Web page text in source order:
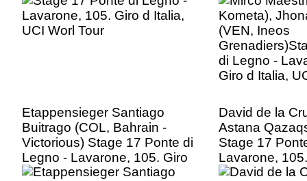
Giro d Italia,
Etappensieger Santiago
Buitrago (COL, Bahrain -
Victorious) Stage 17 Ponte di
Legno - Lavarone, 105. Giro
d Italia, UCI Worl Tour
David de la
Astana
Stage 17
Lavarone,
UCI Worl Tour